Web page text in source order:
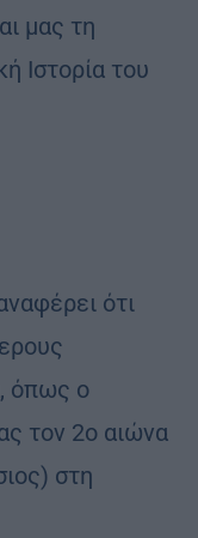
μας τη
Ιστορία του
ότι
όπως ο
τον 2ο αιώνα
στη